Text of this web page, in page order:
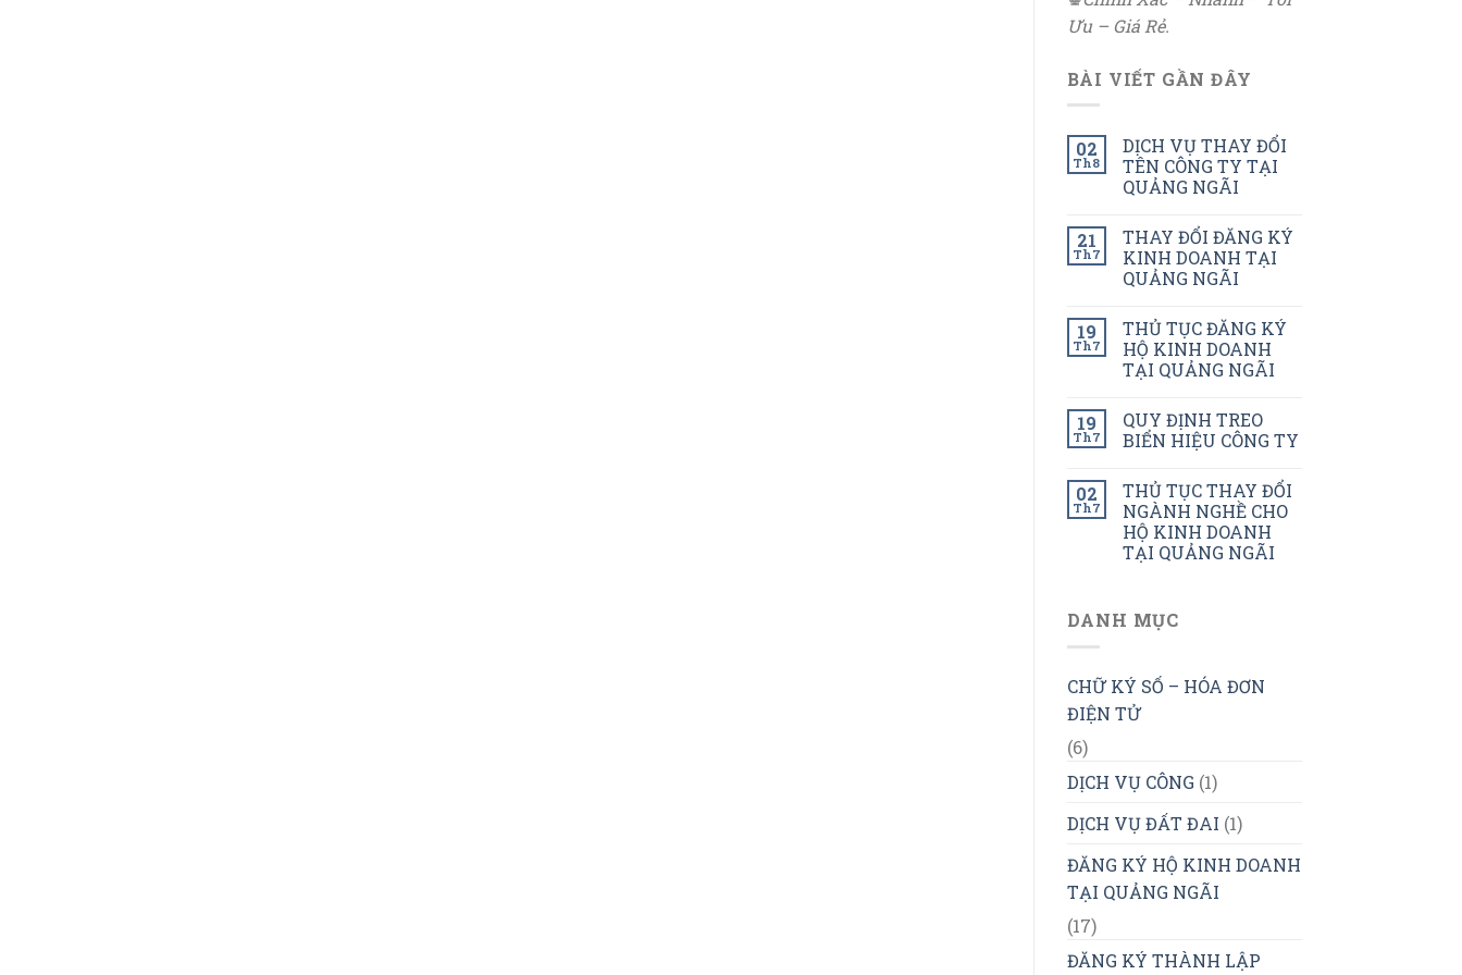
Ưu – Giá Rẻ.
BÀI VIẾT GẦN ĐÂY
02
Th8
DỊCH VỤ THAY ĐỔI
TÊN CÔNG TY TẠI
QUẢNG NGÃI
21
Th7
THAY ĐỔI ĐĂNG KÝ
KINH DOANH TẠI
QUẢNG NGÃI
19
Th7
THỦ TỤC ĐĂNG KÝ
HỘ KINH DOANH
TẠI QUẢNG NGÃI
19
Th7
QUY ĐỊNH TREO
BIỂN HIỆU CÔNG TY
02
Th7
THỦ TỤC THAY ĐỔI
NGÀNH NGHỀ CHO
HỘ KINH DOANH
TẠI QUẢNG NGÃI
DANH MỤC
CHỮ KÝ SỐ – HÓA ĐƠN
ĐIỆN TỬ
(6)
DỊCH VỤ CÔNG (1)
DỊCH VỤ ĐẤT ĐAI (1)
ĐĂNG KÝ HỘ KINH DOANH
TẠI QUẢNG NGÃI
(17)
ĐĂNG KÝ THÀNH LẬP